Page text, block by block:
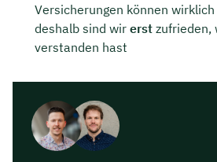
Versicherungen können
deshalb sind wir erst zufrieden,
verstanden hast